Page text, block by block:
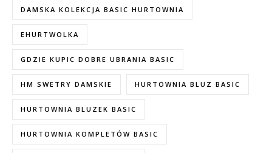
DAMSKA KOLEKCJA BASIC HURTOWNIA
EHURTWOLKA
GDZIE KUPIC DOBRE UBRANIA BASIC
HM SWETRY DAMSKIE HURTOWNIA BLUZ BASIC
HURTOWNIA BLUZEK BASIC
HURTOWNIA KOMPLETÓW BASIC